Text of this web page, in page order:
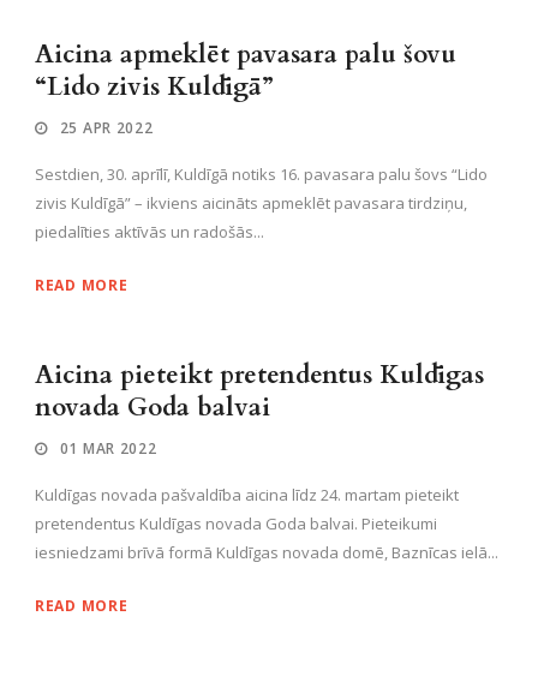
Aicina apmeklēt pavasara palu šovu
“Lido zivis Kuldīgā”
25 APR 2022
Sestdien, 30. aprīlī, Kuldīgā notiks 16. pavasara palu šovs “Lido
zivis Kuldīgā” – ikviens aicināts apmeklēt pavasara tirdziņu,
piedalīties aktīvās un radošās...
READ MORE
Aicina pieteikt pretendentus Kuldīgas
novada Goda balvai
01 MAR 2022
Kuldīgas novada pašvaldība aicina līdz 24. martam pieteikt
pretendentus Kuldīgas novada Goda balvai. Pieteikumi
iesniedzami brīvā formā Kuldīgas novada domē, Baznīcas ielā...
READ MORE